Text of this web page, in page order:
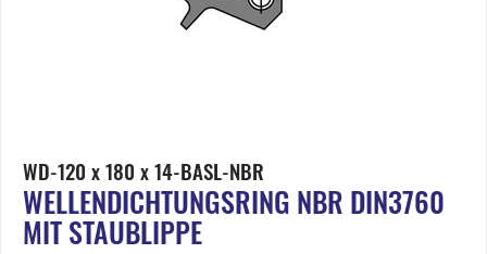
WD-120 x 180 x 14-BASL-NBR
WELLENDICHTUNGSRING NBR DIN3760
MIT STAUBLIPPE